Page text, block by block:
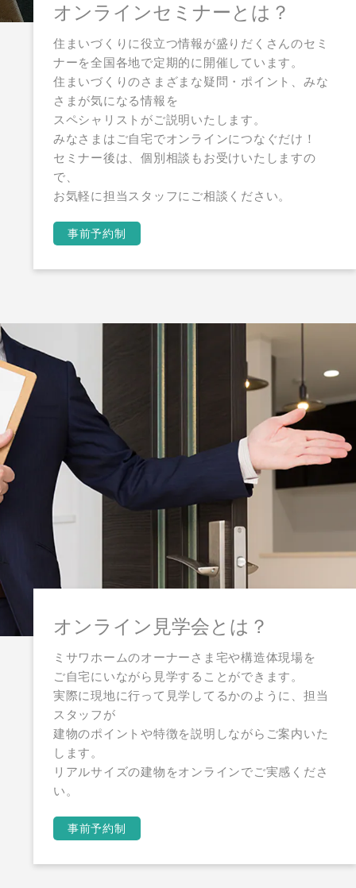
オンラインセミナーとは？
住まいづくりに役立つ情報が盛りだくさんのセミ
ナーを全国各地で定期的に開催しています。
住まいづくりのさまざまな疑問・ポイント、みな
さまが気になる情報を
スペシャリストがご説明いたします。
みなさまはご自宅でオンラインにつなぐだけ！
セミナー後は、個別相談もお受けいたしますの
で、
お気軽に担当スタッフにご相談ください。
事前予約制
オンライン見学会とは？
ミサワホームのオーナーさま宅や構造体現場を
ご自宅にいながら見学することができます。
実際に現地に行って見学してるかのように、担当
スタッフが
建物のポイントや特徴を説明しながらご案内いた
します。
リアルサイズの建物をオンラインでご実感くださ
い。
事前予約制